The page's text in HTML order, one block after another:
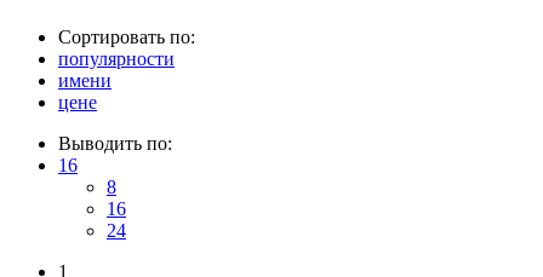
Сортировать по:
популярности
имени
цене
Выводить по:
16
8
16
24
1